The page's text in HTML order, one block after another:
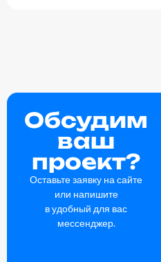
Обсудим
ваш
проект?
Оставьте заявку на сайте
или напишите
в удобный для вас
мессенджер.